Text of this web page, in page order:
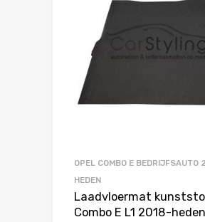
OPEL COMBO E BEDRIJFSAUTO
HEDEN
Laadvloermat
Combo E L1 2018-heden